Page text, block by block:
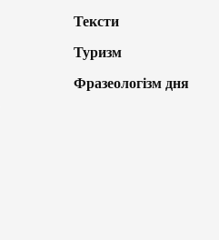
Тексти
Туризм
Фразеологізм дня